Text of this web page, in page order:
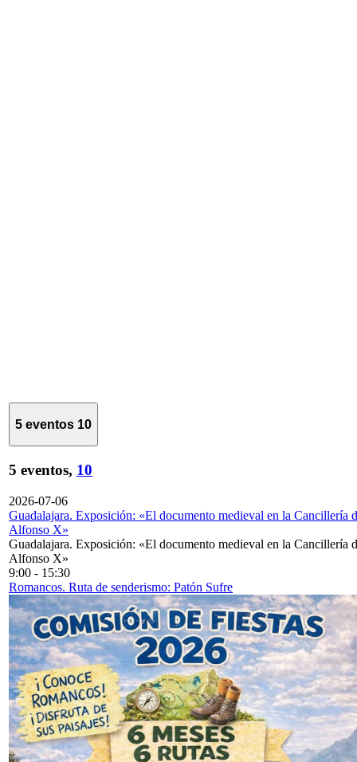
5 eventos 10
5 eventos, 10
2026-07-06
Guadalajara. Exposición: «El documento medieval en la Cancillería
Alfonso X»
Guadalajara. Exposición: «El documento medieval en la Cancillería
Alfonso X»
9:00 - 15:30
Romancos. Ruta de senderismo: Patón Sufre